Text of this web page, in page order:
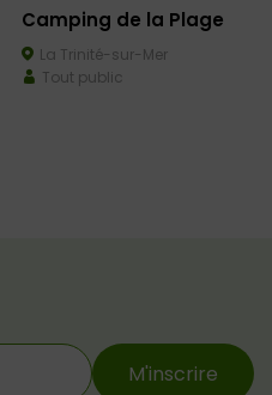
Camping de la Plage
La Trinité-sur-Mer
Tout public
M'inscrire